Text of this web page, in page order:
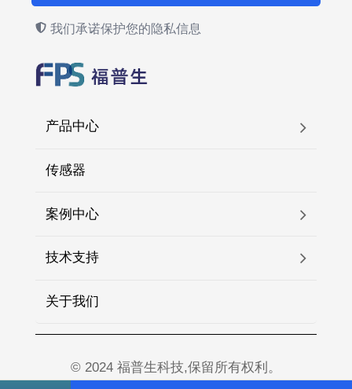
我们承诺保护您的隐私信息
产品中心
传感器
案例中心
技术支持
关于我们
© 2024 福普生科技,保留所有权利。